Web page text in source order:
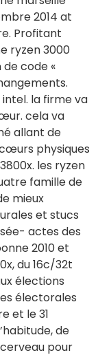
2014 at
Profitant
ryzen 3000
code «
la firme va
cela va
allant de
physiques
les ryzen
famille de
mieux
et stucs
actes des
2010 et
du 16c/32t
élections
électorales
et le 31
de
pour